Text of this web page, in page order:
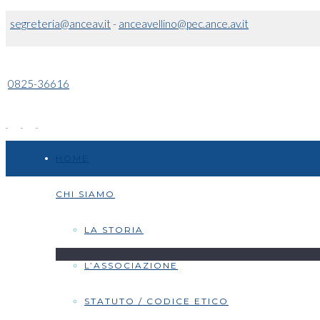
segreteria@anceav.it- anceavellino@pec.ance.av.it
0825-36616
CHI SIAMO
LA STORIA
L’ASSOCIAZIONE
STATUTO / CODICE ETICO